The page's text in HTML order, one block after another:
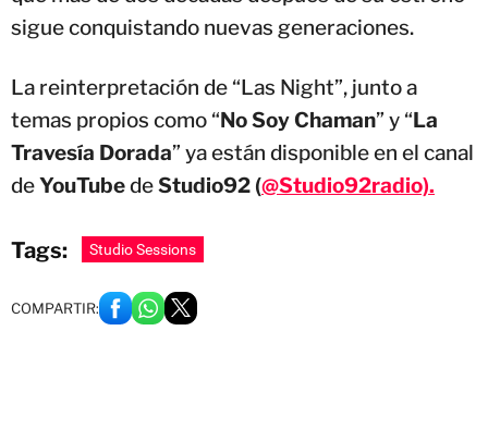
sigue conquistando nuevas generaciones.
La reinterpretación de “Las Night”, junto a
temas propios como “No Soy Chaman” y “La
Travesía Dorada” ya están disponible en el canal
deYouTubedeStudio92 (@Studio92radio).
Tags: Studio Sessions
COMPARTIR: